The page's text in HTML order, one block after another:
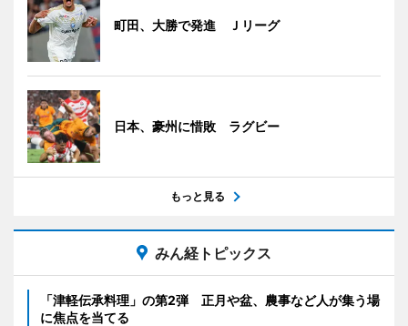
町田、大勝で発進 Ｊリーグ
日本、豪州に惜敗 ラグビー
もっと見る
みん経トピックス
「津軽伝承料理」の第2弾 正月や盆、農事など人が集う場
に焦点を当てる